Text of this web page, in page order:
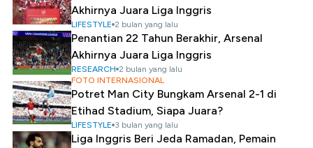
Akhirnya Juara Liga Inggris
LIFESTYLE 2 bulan yang lalu
Penantian 22 Tahun Berakhir, Arsenal
Akhirnya Juara Liga Inggris
RESEARCH 2 bulan yang lalu
FOTO INTERNASIONAL
Potret Man City Bungkam Arsenal 2-1 di
Etihad Stadium, Siapa Juara?
LIFESTYLE 3 bulan yang lalu
Liga Inggris Beri Jeda Ramadan, Pemain